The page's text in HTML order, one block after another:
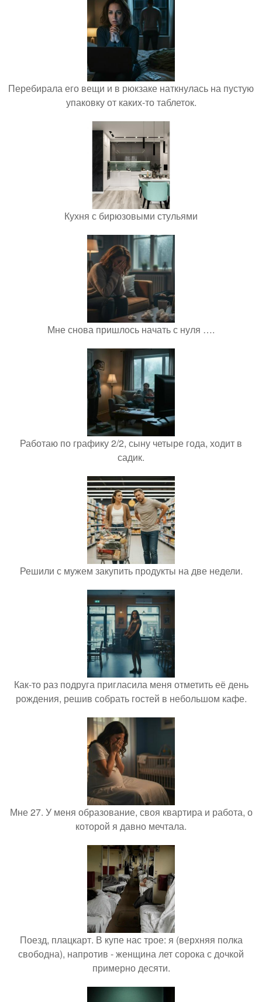
Перебирала его вещи и в рюкзаке наткнулась на пустую
упаковку от каких-то таблеток.
Кухня с бирюзовыми стульями
Мне снова пришлось начать с нуля ….
Работаю по графику 2/2, сыну четыре года, ходит в
садик.
Решили с мужем закупить продукты на две недели.
Как-то раз подруга пригласила меня отметить её день
рождения, решив собрать гостей в небольшом кафе.
Мне 27. У меня образование, своя квартира и работа, о
которой я давно мечтала.
Поезд, плацкарт. В купе нас трое: я (верхняя полка
свободна), напротив - женщина лет сорока с дочкой
примерно десяти.